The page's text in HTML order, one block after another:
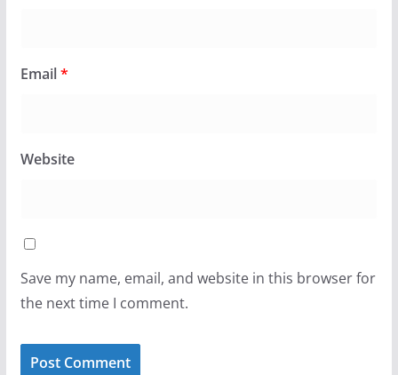
Email*
Website
Save my name, email, and website in this browser for
the next time I comment.